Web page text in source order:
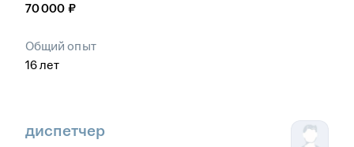
70 000 ₽
Общий опыт
16лет
диспетчер